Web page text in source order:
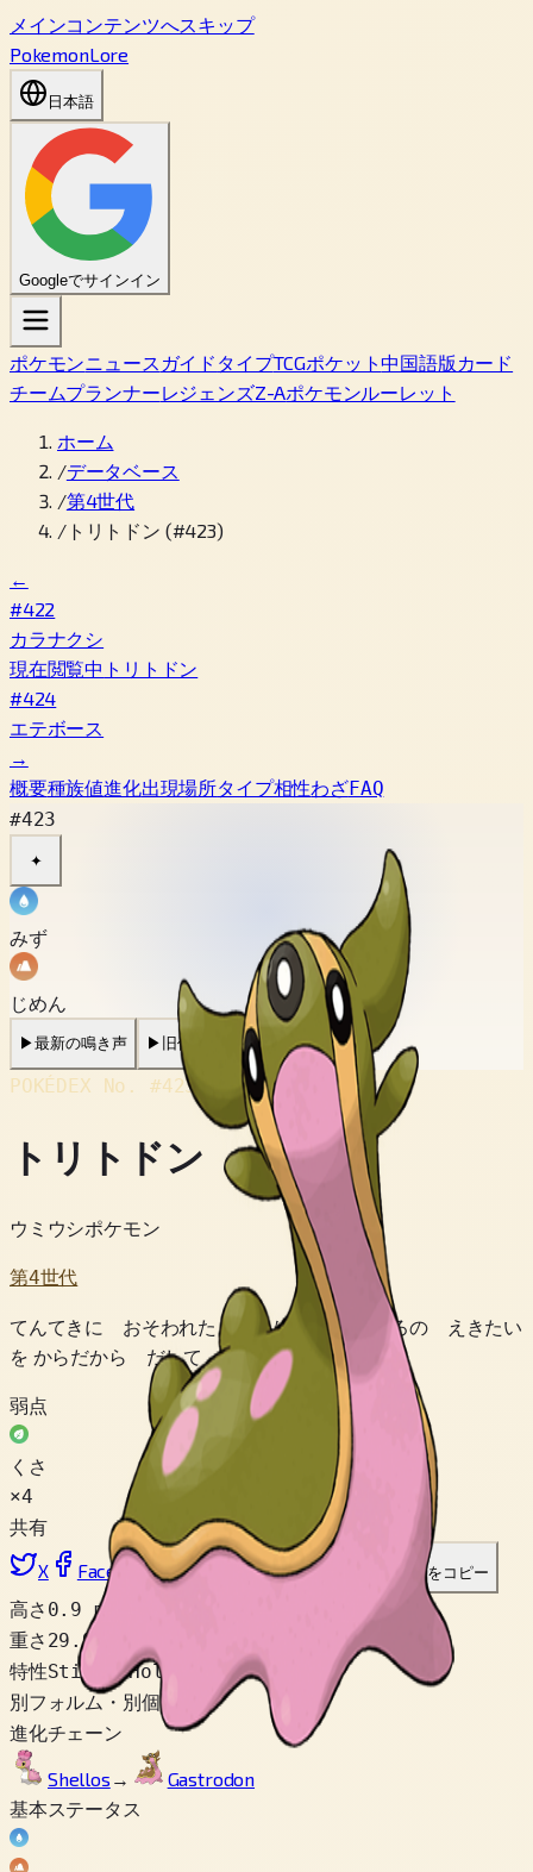
メインコンテンツへスキップ
PokemonLore
日本語
Googleでサインイン
ポケモンニュース ガイド タイプTCGポケット中国語版カード
チームプランナーレジェンズZ-Aポケモンルーレット
ホーム
/データベース
/第4世代
/トリトドン (#423)
←
#422
カラナクシ
現在閲覧中 トリトドン
#424
エテボース
→
概要種族値進化出現場所タイプ相性わざFAQ
#423
✦
みず
じめん
▶最新の鳴き声 ▶ 旧作の鳴き声
POKÉDEX No. #423
トリトドン
ウミウシポケモン
第4世代
てんてきに おそわれた ときは むらさきいろの えきたい
を からだから だして にげる。
弱点
くさ
×4
共有
X
Facebook LinkedIn Reddit リンクをコピー
高さ 0.9 m
重さ 29.9 kg
特性Sticky Hold
別フォルム・別個体
進化チェーン
Shellos →
Gastrodon
基本ステータス